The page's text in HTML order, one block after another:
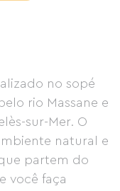
no sopé
rio Massane e
sur-Mer. O
natural e
partem do
você faça